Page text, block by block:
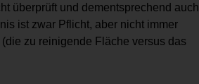
überprüft und dementsprechend auch
ist zwar Pflicht, aber nicht immer
zu reinigende Fläche versus das